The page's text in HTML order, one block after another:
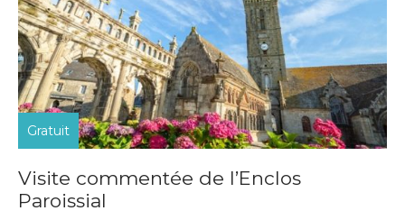
Gratuit
Visite commentée de l’Enclos
Paroissial